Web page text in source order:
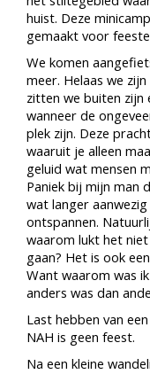
huist. Deze
gemaakt voor
We komen
meer. Helaas we
zitten we buiten zijn
wanneer de
plek zijn. Deze
waaruit je alleen
geluid wat mensen
Paniek bij mijn man
wat langer
ontspannen.
waarom lukt het
gaan? Het is ook
Want waarom was
anders was dan
Last hebben van
NAH is geen feest.
Na een kleine